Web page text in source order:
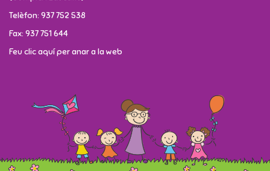
Telèfon: 937 752 538
Fax: 937 751 644
Feu clic aquí per anar a la web